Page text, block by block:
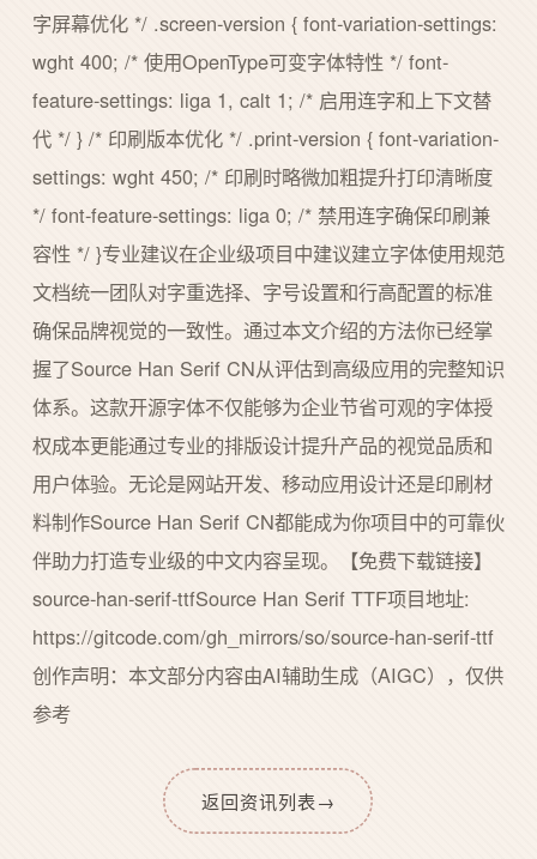
字屏幕优化 */ .screen-version { font-variation-settings:
wght 400; /* 使用OpenType可变字体特性 */ font-
feature-settings: liga 1, calt 1; /* 启用连字和上下文替
代 */ } /* 印刷版本优化 */ .print-version { font-variation-
settings: wght 450; /* 印刷时略微加粗提升打印清晰度
*/ font-feature-settings: liga 0; /* 禁用连字确保印刷兼
容性 */ }专业建议在企业级项目中建议建立字体使用规范
文档统一团队对字重选择、字号设置和行高配置的标准
确保品牌视觉的一致性。通过本文介绍的方法你已经掌
握了Source Han Serif CN从评估到高级应用的完整知识
体系。这款开源字体不仅能够为企业节省可观的字体授
权成本更能通过专业的排版设计提升产品的视觉品质和
用户体验。无论是网站开发、移动应用设计还是印刷材
料制作Source Han Serif CN都能成为你项目中的可靠伙
伴助力打造专业级的中文内容呈现。【免费下载链接】
source-han-serif-ttfSource Han Serif TTF项目地址:
https://gitcode.com/gh_mirrors/so/source-han-serif-ttf
创作声明：本文部分内容由AI辅助生成（AIGC），仅供
参考
返回资讯列表→